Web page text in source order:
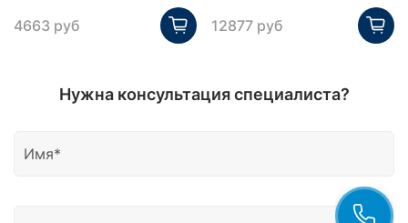
4663 руб 12877 руб
Нужна консультация специалиста?